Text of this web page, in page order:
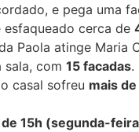
e pega uma
esfaqueado cerca de
Paola atinge Maria
sala, com 15 facadas.
o casal sofreu mais
15h (segunda-